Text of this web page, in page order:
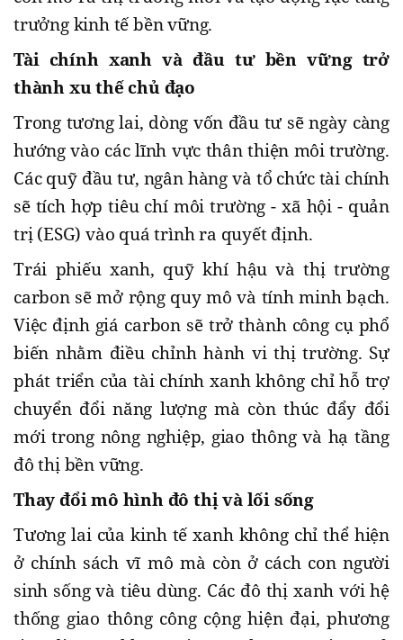
trưởng kinh tế bền vững.
Tài chính xanh và đầu tư bền vững trở
thành xu thế chủ đạo
Trong tương lai, dòng vốn đầu tư sẽ ngày càng
hướng vào các lĩnh vực thân thiện môi trường.
Các quỹ đầu tư, ngân hàng và tổ chức tài chính
sẽ tích hợp tiêu chí môi trường - xã hội - quản
trị (ESG) vào quá trình ra quyết định.
Trái phiếu xanh, quỹ khí hậu và thị trường
carbon sẽ mở rộng quy mô và tính minh bạch.
Việc định giá carbon sẽ trở thành công cụ phổ
biến nhằm điều chỉnh hành vi thị trường. Sự
phát triển của tài chính xanh không chỉ hỗ trợ
chuyển đổi năng lượng mà còn thúc đẩy đổi
mới trong nông nghiệp, giao thông và hạ tầng
đô thị bền vững.
Thay đổi mô hình đô thị và lối sống
Tương lai của kinh tế xanh không chỉ thể hiện
ở chính sách vĩ mô mà còn ở cách con người
sinh sống và tiêu dùng. Các đô thị xanh với hệ
thống giao thông công cộng hiện đại, phương